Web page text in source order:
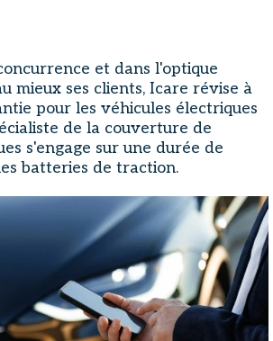
et dans l'optique
mieux ses clients, Icare révise à
pour les véhicules électriques
de la couverture de
s'engage sur une durée de
batteries de traction.